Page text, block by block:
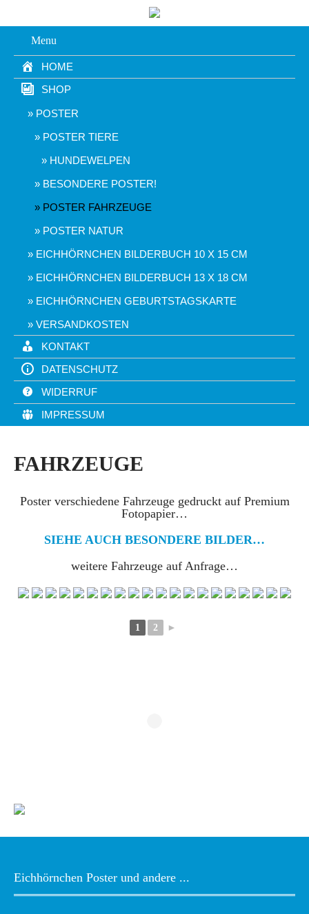
Menu
HOME
SHOP
POSTER
POSTER TIERE
HUNDEWELPEN
BESONDERE POSTER!
POSTER FAHRZEUGE
POSTER NATUR
EICHHÖRNCHEN BILDERBUCH 10 X 15 CM
EICHHÖRNCHEN BILDERBUCH 13 X 18 CM
EICHHÖRNCHEN GEBURTSTAGSKARTE
VERSANDKOSTEN
KONTAKT
DATENSCHUTZ
WIDERRUF
IMPRESSUM
FAHRZEUGE
Poster verschiedene Fahrzeuge gedruckt auf Premium
Fotopapier…
SIEHE AUCH BESONDERE BILDER…
weitere Fahrzeuge auf Anfrage…
1 2 ►
Eichhörnchen Poster und andere ...